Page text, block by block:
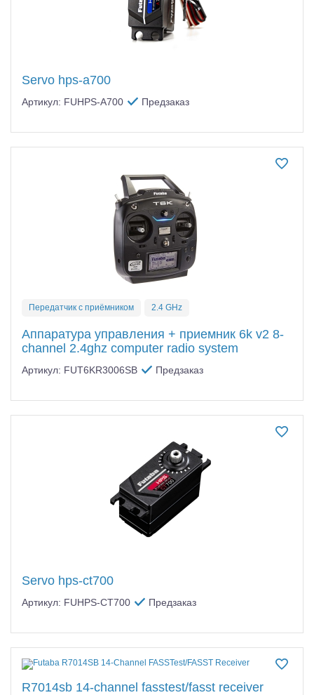
Servo hps-a700
Артикул: FUHPS-A700 Предзаказ
Передатчик с приёмником 2.4 GHz
Аппаратура управления + приемник 6k v2 8-
channel 2.4ghz computer radio system
Артикул: FUT6KR3006SB Предзаказ
Servo hps-ct700
Артикул: FUHPS-CT700 Предзаказ
R7014sb 14-channel fasstest/fasst receiver